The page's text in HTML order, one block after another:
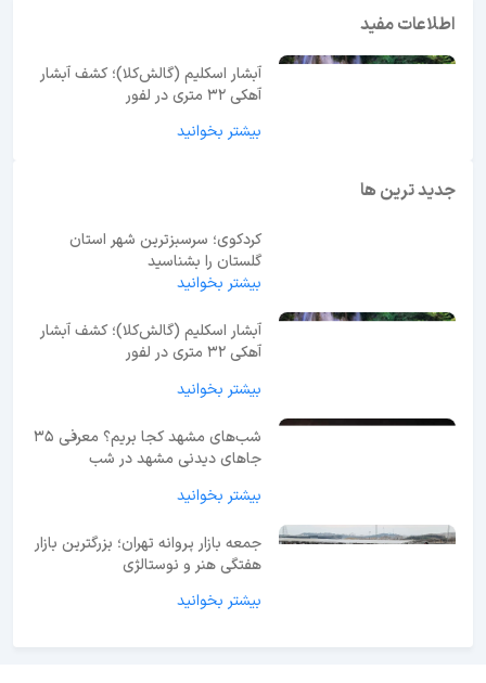
اطلاعات مفید
آبشار اسکلیم (گالش‌کلا)؛ کشف آبشار
آهکی ۳۲ متری در لفور
بیشتر بخوانید
جدید ترین ها
کردکوی؛ سرسبزترین شهر استان
گلستان را بشناسید
بیشتر بخوانید
آبشار اسکلیم (گالش‌کلا)؛ کشف آبشار
آهکی ۳۲ متری در لفور
بیشتر بخوانید
شب‌های مشهد کجا بریم؟ معرفی 35
جاهای دیدنی مشهد در شب
بیشتر بخوانید
جمعه بازار پروانه تهران؛ بزرگترین بازار
هفتگی هنر و نوستالژی
بیشتر بخوانید